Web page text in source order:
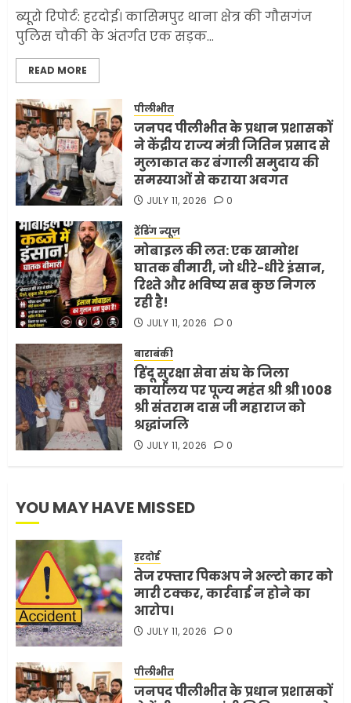
3
टैक्स पर वेतन, फिर जनता से अभद्र
व्यवहार क्यों?
4
अमेरिका ने फिर से ईरान को युद्ध
समाप्त करने के लिए भेजी अपनी 5
शर्तें
MAY 18, 2026 0
5
भारत-अमेरिका व्यापार समझौता
ट्रंप ने किया एलान
FEBRUARY 3, 2026 0
ब्यूरो रिपोर्ट: हरदोई। कासिमपुर थाना क्षेत्र की गौसगंज
पुलिस चौकी के अंतर्गत एक सड़क...
READ MORE
पीलीभीत
जनपद पीलीभीत के प्रधान प्रशासकों
ने केंद्रीय राज्य मंत्री जितिन प्रसाद से
मुलाकात कर बंगाली समुदाय की
समस्याओं से कराया अवगत
JULY 11, 2026 0
ट्रेंडिंग न्यूज़
मोबाइल की लत: एक खामोश
घातक बीमारी, जो धीरे-धीरे इंसान,
रिश्ते और भविष्य सब कुछ निगल
रही है!
JULY 11, 2026 0
बाराबंकी
हिंदू सुरक्षा सेवा संघ के जिला
कार्यालय पर पूज्य महंत श्री श्री 1008
श्री संतराम दास जी महाराज को
श्रद्धांजलि
JULY 11, 2026 0
YOU MAY HAVE MISSED
हरदोई
तेज रफ्तार पिकअप ने अल्टो कार को
मारी टक्कर, कार्रवाई न होने का
आरोप।
JULY 11, 2026 0
पीलीभीत
जनपद पीलीभीत के प्रधान प्रशासकों